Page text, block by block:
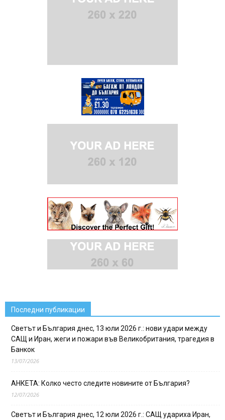
Последни публикации
Светът и България днес, 13 юли 2026 г.: нови удари между
САЩ и Иран, жеги и пожари във Великобритания, трагедия в
Банкок
13/07/2026
АНКЕТА: Колко често следите новините от България?
12/07/2026
Светът и България днес, 12 юли 2026 г.: САЩ удариха Иран,